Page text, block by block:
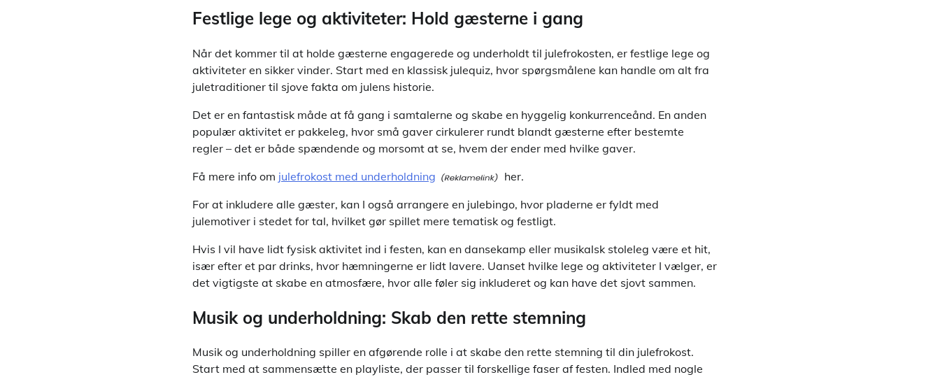
Festlige lege og aktiviteter: Hold gæsterne i gang
Når det kommer til at holde gæsterne engagerede og underholdt til julefrokosten, er festlige lege og
aktiviteter en sikker vinder. Start med en klassisk julequiz, hvor spørgsmålene kan handle om alt fra
juletraditioner til sjove fakta om julens historie.
Det er en fantastisk måde at få gang i samtalerne og skabe en hyggelig konkurrenceånd. En anden
populær aktivitet er pakkeleg, hvor små gaver cirkulerer rundt blandt gæsterne efter bestemte
regler – det er både spændende og morsomt at se, hvem der ender med hvilke gaver.
Få mere info om julefrokost med underholdning
her.
For at inkludere alle gæster, kan I også arrangere en julebingo, hvor pladerne er fyldt med
julemotiver i stedet for tal, hvilket gør spillet mere tematisk og festligt.
Hvis I vil have lidt fysisk aktivitet ind i festen, kan en dansekamp eller musikalsk stoleleg være et hit,
især efter et par drinks, hvor hæmningerne er lidt lavere. Uanset hvilke lege og aktiviteter I vælger, er
det vigtigste at skabe en atmosfære, hvor alle føler sig inkluderet og kan have det sjovt sammen.
Musik og underholdning: Skab den rette stemning
Musik og underholdning spiller en afgørende rolle i at skabe den rette stemning til din julefrokost.
Start med at sammensætte en playliste, der passer til forskellige faser af festen. Indled med nogle